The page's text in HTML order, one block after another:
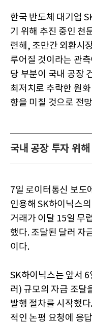
한국 반도체 대기업
기 위해 추진 중인 천
련해, 조만간 외환시
루어질 것이라는 관
당 부분이 국내 공장
최저치로 추락한 원
향을 미칠 것으로 전
국내 공장 투자 위
7일 로이터통신 보도
인용해 SK하이닉스
거래가 이달 15일 무
했다. 조달된 달러 자
이다.
SK하이닉스는 앞서
러) 규모의 자금 조달
발행 절차를 시작했
적인 논평 요청에 응